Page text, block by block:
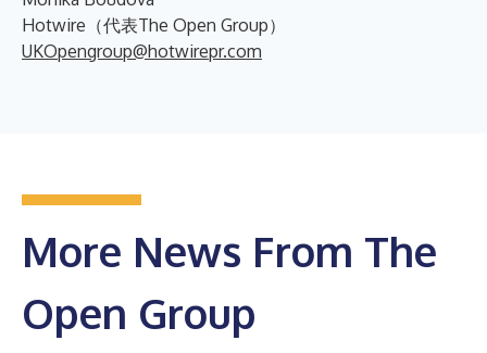
Hotwire（代表The Open Group）
UKOpengroup@hotwirepr.com
More News From The
Open Group